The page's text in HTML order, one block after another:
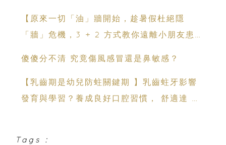
【原來一切「油」牆開始，趁暑假杜絕隱
「牆」危機，3 + 2 方式教你遠離小朋友患病
傻傻分不清 究竟傷風感冒還是鼻敏感？
【乳齒期是幼兒防蛀關鍵期 】乳齒蛀牙影響
發育與學習？養成良好口腔習慣， 舒適達 強
Tags :